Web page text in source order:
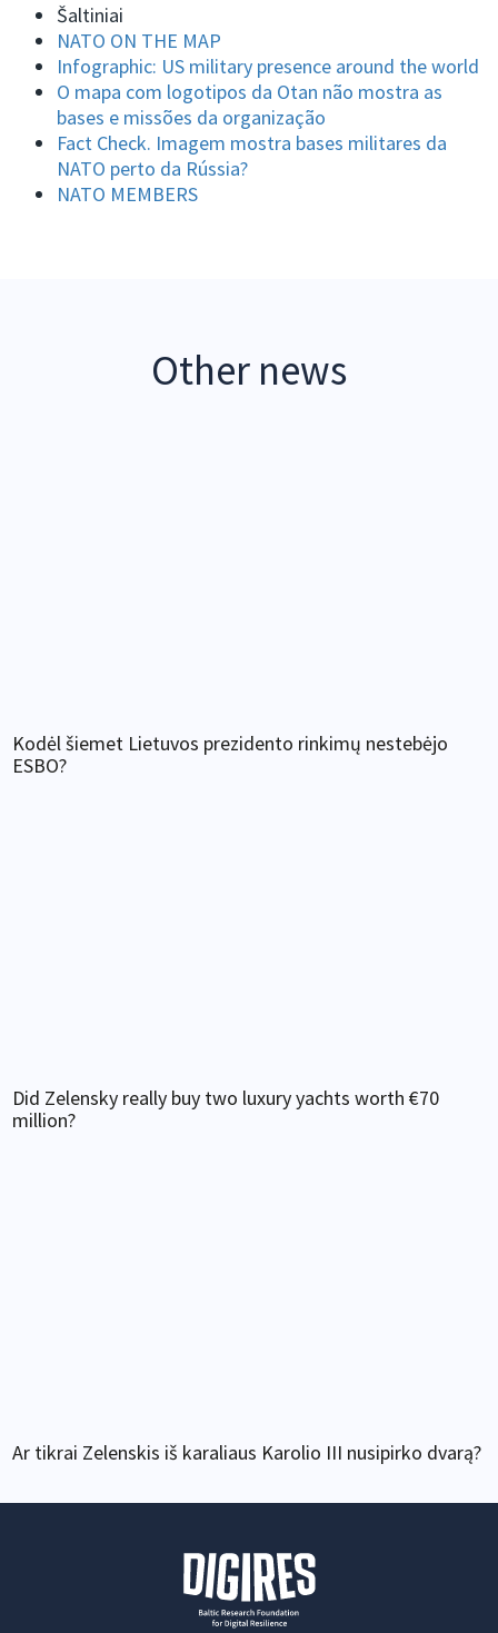
Šaltiniai
NATO ON THE MAP
Infographic: US military presence around the world
O mapa com logotipos da Otan não mostra as
bases e missões da organização
Fact Check. Imagem mostra bases militares da
NATO perto da Rússia?
NATO MEMBERS
Other news
Kodėl šiemet Lietuvos prezidento rinkimų nestebėjo
ESBO?
Did Zelensky really buy two luxury yachts worth €70
million?
Ar tikrai Zelenskis iš karaliaus Karolio III nusipirko dvarą?